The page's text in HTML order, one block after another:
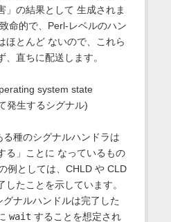
」の結果として 生成されま
命的で、Perl-レベルのハン
ほとんど ないので、これら
、直ちに配送します。
system state
発生するシグナル)
種のシグナルハンドラは
る」ことに なっているもの
例としては、CHLD や CLD
したことを示しています。
ナルハンドルは完了した
wait することを想定され